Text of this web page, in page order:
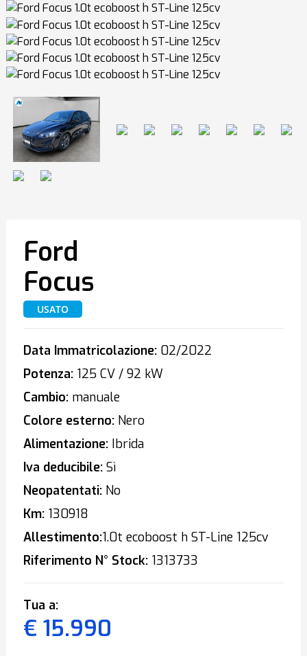
Ford
Focus
USATO
Data Immatricolazione:02/2022
Potenza:125 CV / 92 kW
Cambio:manuale
Colore esterno:Nero
Alimentazione:Ibrida
Iva deducibile:Sì
Neopatentati:No
Km:130918
Allestimento:1.0t ecoboost h ST-Line 125cv
Riferimento N° Stock:1313733
Tua a:
€ 15.990